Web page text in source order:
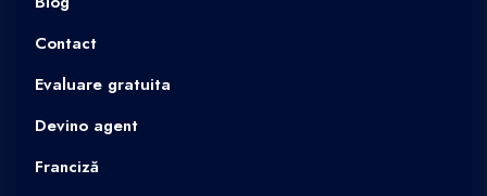
Contact
Evaluare gratuita
Devino agent
Franciză